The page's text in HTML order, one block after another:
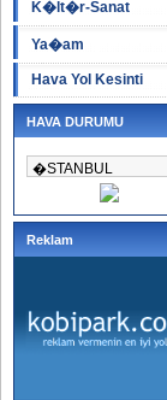
K�lt�r-Sanat
Ya�am
Hava Yol Kesinti
HAVA DURUMU
Reklam